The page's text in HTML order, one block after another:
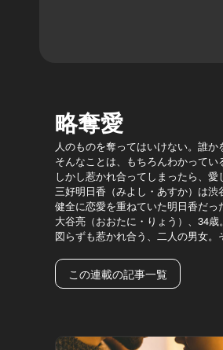
略奪愛
人のものを奪ってはいけない。誰か
そんなことは、もちろんわかってい
しかし惹かれ合ってしまったら、愛
三好明日香（みよし・あすか）は渋
健全に恋愛を重ねていた明日香だっ
大谷亮（おおたに・りょう）、34歳。
図らずも惹かれ合う、二人の男女
この連載の記事一覧